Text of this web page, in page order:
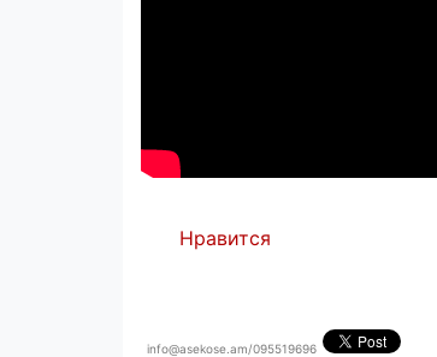
Нравится
info@asekose.am/095519696